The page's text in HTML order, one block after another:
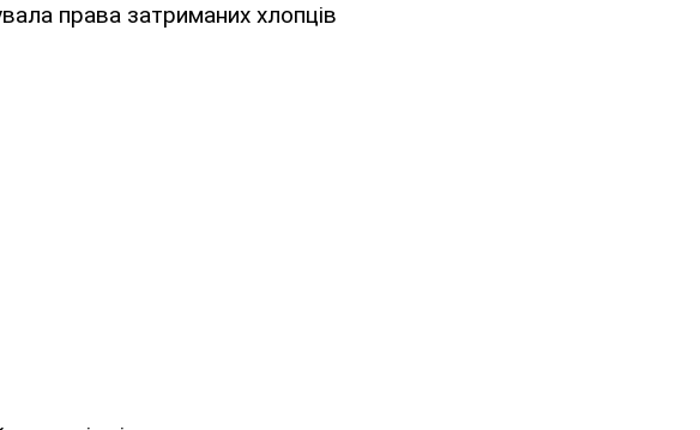
права затриманих хлопців